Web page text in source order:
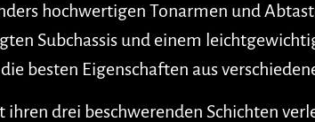
hochwertigen Tonarmen und
Subchassis und einem
besten Eigenschaften aus
ihren drei beschwerenden Schichten